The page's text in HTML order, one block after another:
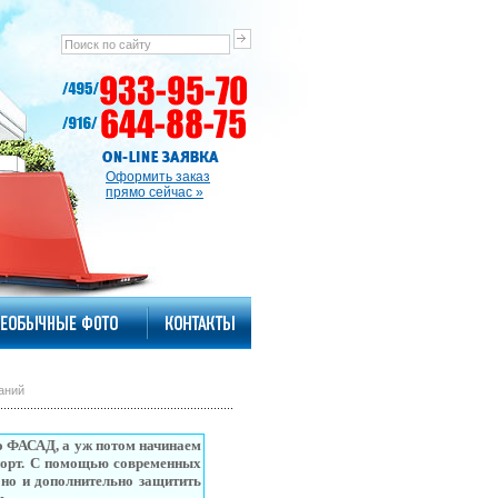
Оформить заказ
прямо сейчас »
ФАСАД, а уж потом начинаем
С помощью современных
и дополнительно защитить